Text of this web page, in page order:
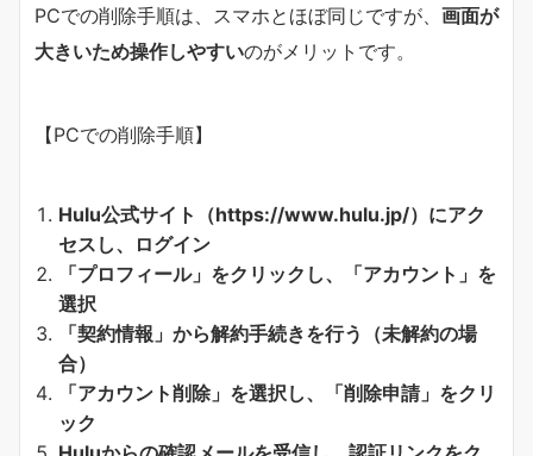
PCでの削除手順は、スマホとほぼ同じですが、 画面が
大きいため操作しやすいのがメリットです。
【PCでの削除手順】
Hulu公式サイト（https://www.hulu.jp/）にアク
セスし、ログイン
「プロフィール」をクリックし、「アカウント」を
選択
「契約情報」から解約手続きを行う（未解約の場
合）
「アカウント削除」を選択し、「削除申請」をクリ
ック